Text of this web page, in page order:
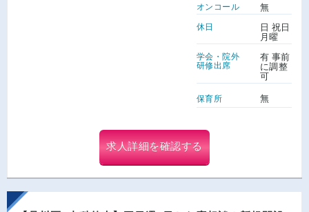
オンコール 無
休日
日 祝日
月曜
学会・院外
研修出席
有 事前
に調整
可
保育所 無
求人詳細を確認する